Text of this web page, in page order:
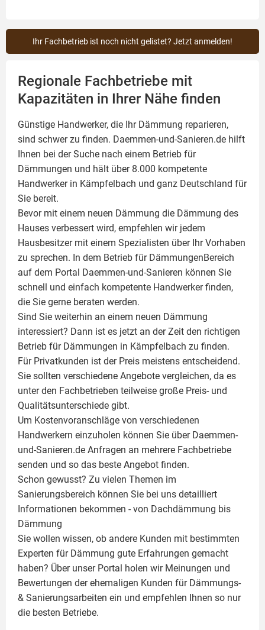
Ihr Fachbetrieb ist noch nicht gelistet? Jetzt anmelden!
Regionale Fachbetriebe mit
Kapazitäten in Ihrer Nähe finden
Günstige Handwerker, die Ihr Dämmung reparieren,
sind schwer zu finden. Daemmen-und-Sanieren.de hilft
Ihnen bei der Suche nach einem Betrieb für
Dämmungen und hält über 8.000 kompetente
Handwerker in Kämpfelbach und ganz Deutschland für
Sie bereit.
Bevor mit einem neuen Dämmung die Dämmung des
Hauses verbessert wird, empfehlen wir jedem
Hausbesitzer mit einem Spezialisten über Ihr Vorhaben
zu sprechen. In dem Betrieb für DämmungenBereich
auf dem Portal Daemmen-und-Sanieren können Sie
schnell und einfach kompetente Handwerker finden,
die Sie gerne beraten werden.
Sind Sie weiterhin an einem neuen Dämmung
interessiert? Dann ist es jetzt an der Zeit den richtigen
Betrieb für Dämmungen in Kämpfelbach zu finden.
Für Privatkunden ist der Preis meistens entscheidend.
Sie sollten verschiedene Angebote vergleichen, da es
unter den Fachbetrieben teilweise große Preis- und
Qualitätsunterschiede gibt.
Um Kostenvoranschläge von verschiedenen
Handwerkern einzuholen können Sie über Daemmen-
und-Sanieren.de Anfragen an mehrere Fachbetriebe
senden und so das beste Angebot finden.
Schon gewusst? Zu vielen Themen im
Sanierungsbereich können Sie bei uns detailliert
Informationen bekommen - von Dachdämmung bis
Dämmung
Sie wollen wissen, ob andere Kunden mit bestimmten
Experten für Dämmung gute Erfahrungen gemacht
haben? Über unser Portal holen wir Meinungen und
Bewertungen der ehemaligen Kunden für Dämmungs-
& Sanierungsarbeiten ein und empfehlen Ihnen so nur
die besten Betriebe.